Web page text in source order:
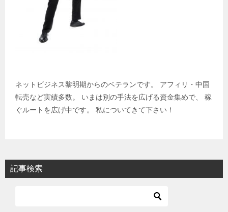
ネットビジネス黎明期からのベテランです。 アフィリ・中国
転売など実績多数。 いまは別の手法を広げる資金集めで、 稼
ぐルートを広げ中です。 私についてきて下さい！
記事検索